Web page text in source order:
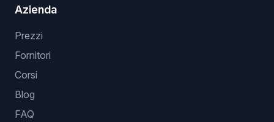
Azienda
Prezzi
Fornitori
Corsi
Blog
FAQ